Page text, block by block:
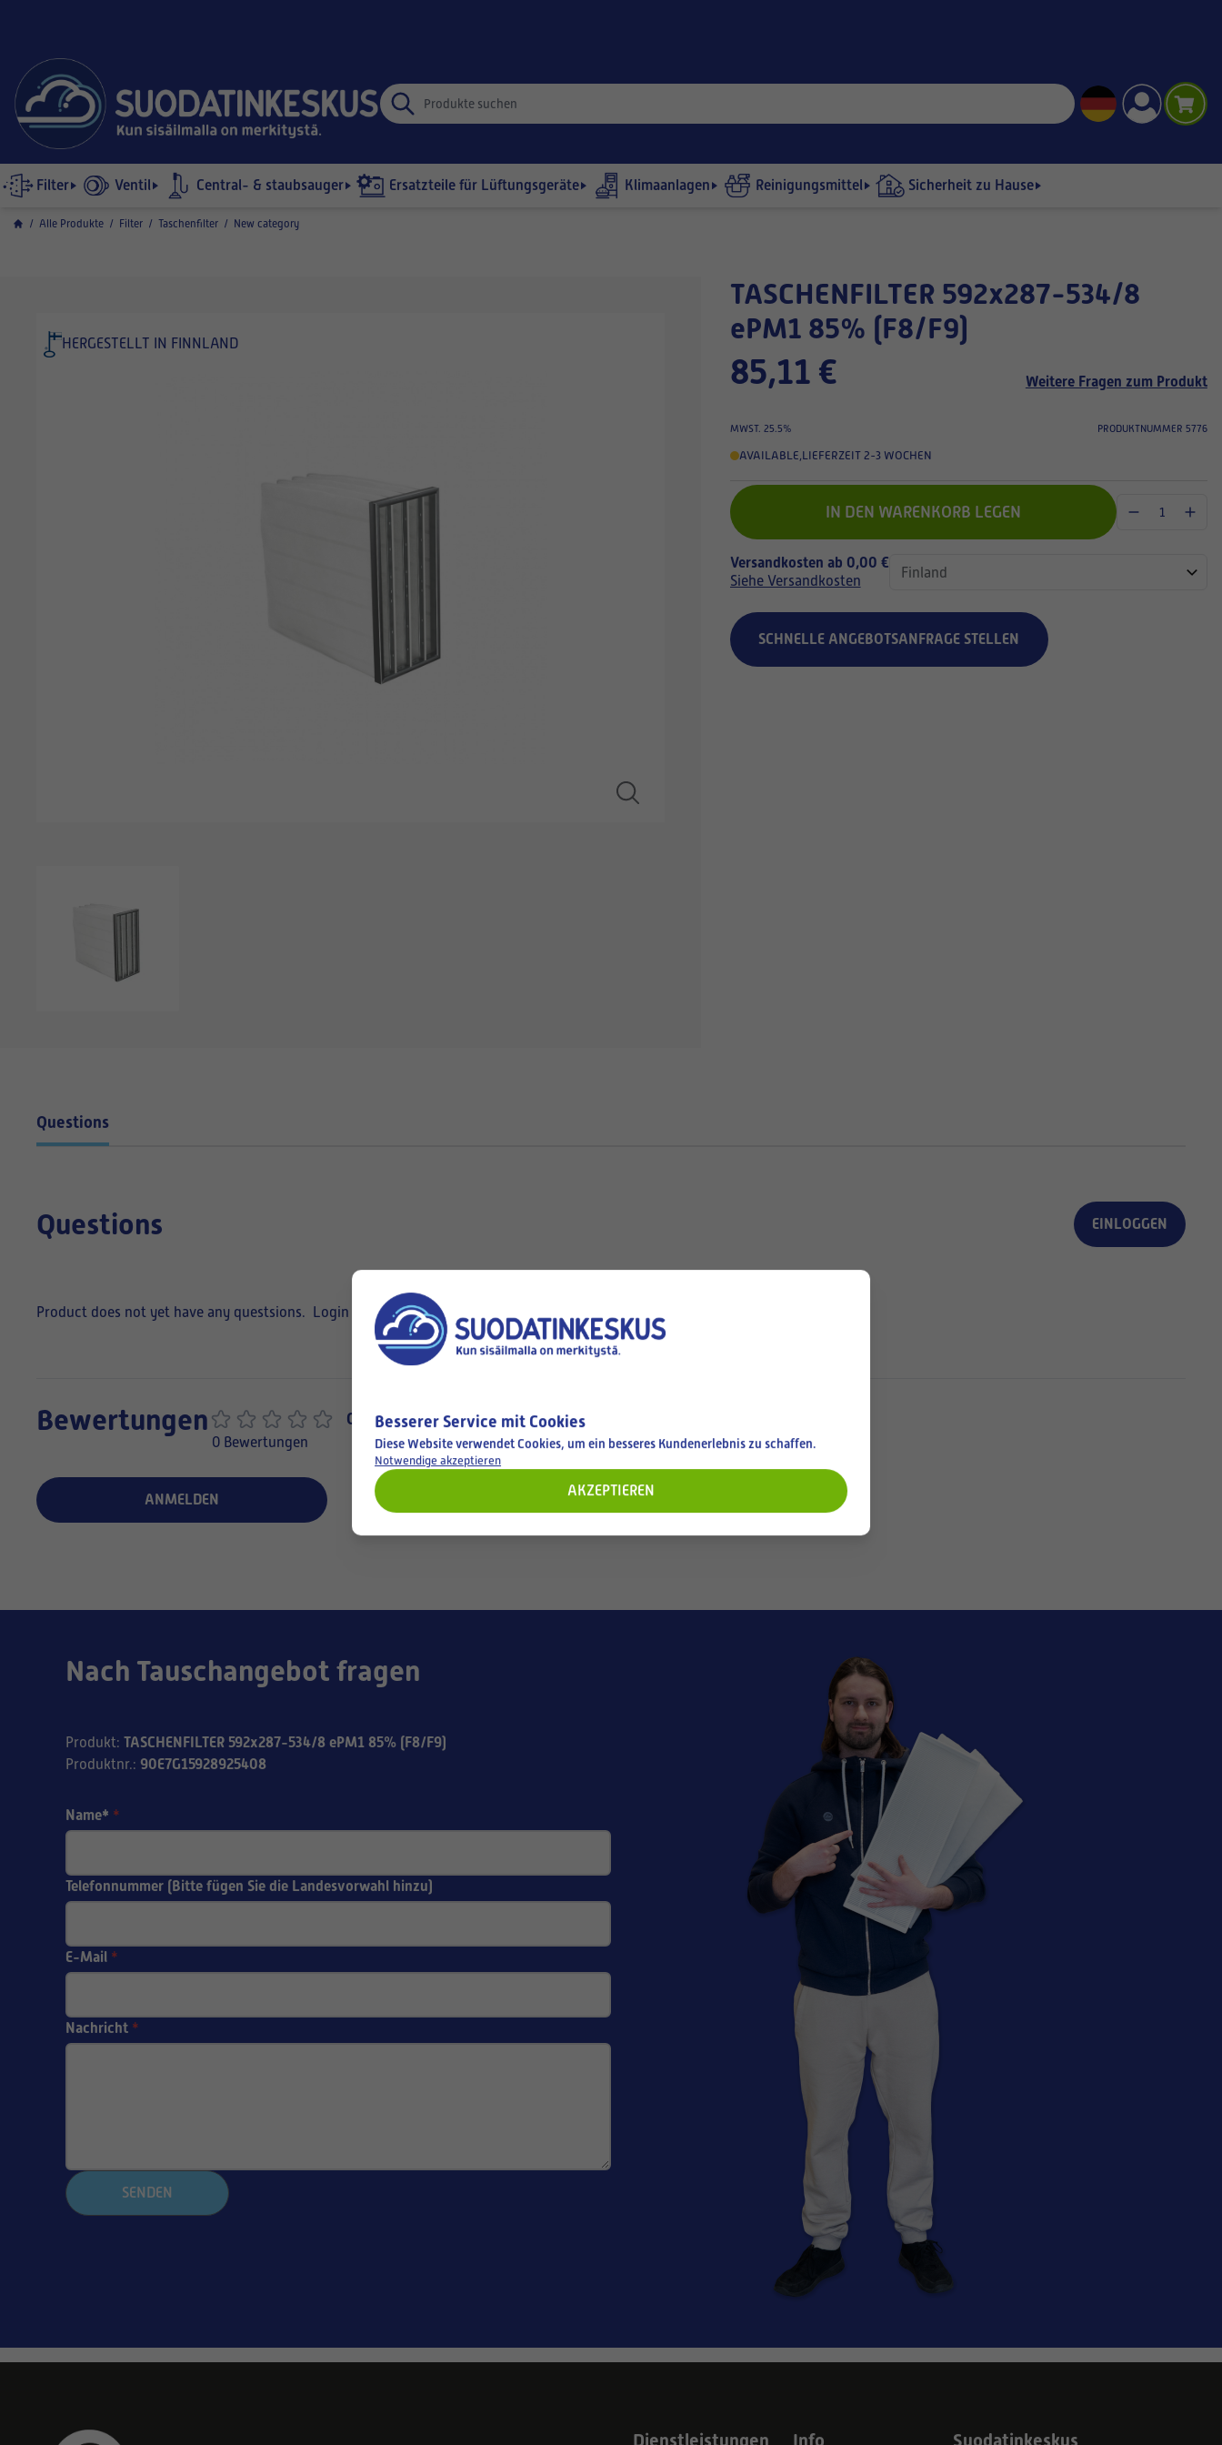
Filter Ventil Central- & staubsauger Ersatzteile für Lüftungsgeräte Klimaanlagen Reinigungsmittel Sicherheit zu Hause
/ Alle Produkte / Filter / Taschenfilter / New category
HERGESTELLT IN FINNLAND
TASCHENFILTER 592x287-534/8
ePM1 85% (F8/F9)
85,11 € Weitere Fragen zum Produkt
MWST. 25.5% PRODUKTNUMMER 5776
AVAILABLE,LIEFERZEIT 2-3 WOCHEN
IN DEN WARENKORB LEGEN
Versandkosten ab 0,00 €
Siehe Versandkosten
SCHNELLE ANGEBOTSANFRAGE STELLEN
Questions
Questions EINLOGGEN
Product does not yet have any questsions. Login to ask about the product.
Bewertungen 0,0
0 Bewertungen
ANMELDEN
Nach Tauschangebot fragen
Produkt: TASCHENFILTER 592x287-534/8 ePM1 85% (F8/F9)
Produktnr.: 90E7G15928925408
Name* *
Telefonnummer (Bitte fügen Sie die Landesvorwahl hinzu)
E-Mail *
Nachricht *
SENDEN
Dienstleistungen Info Suodatinkeskus
Besserer Service mit Cookies
Diese Website verwendet Cookies, um ein besseres Kundenerlebnis zu schaffen.
Notwendige akzeptieren
AKZEPTIEREN